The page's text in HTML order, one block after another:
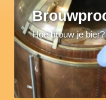
Hoe brouw je bier?